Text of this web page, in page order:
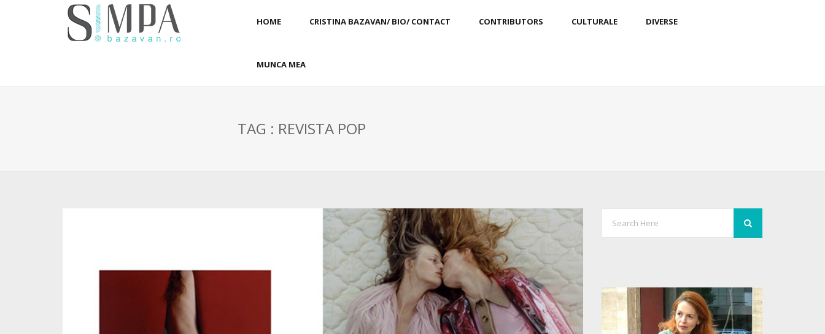
HOME CRISTINA BAZAVAN/ BIO/ CONTACT CONTRIBUTORS CULTURALE DIVERSE
MUNCA MEA
TAG : REVISTA POP